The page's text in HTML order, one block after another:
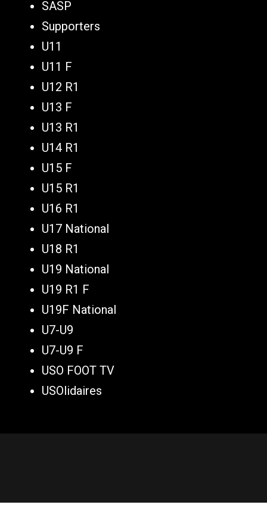
SASP
Supporters
U11
U11 F
U12 R1
U13 F
U13 R1
U14 R1
U15 F
U15 R1
U16 R1
U17 National
U18 R1
U19 National
U19 R1 F
U19F National
U7-U9
U7-U9 F
USO FOOT TV
USOlidaires